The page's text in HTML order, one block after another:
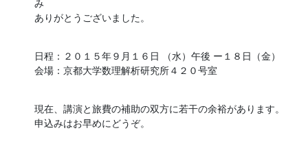
み
ありがとうございました。
日程：２０１５年９月１６日 （水）午後 ー１８日（金）
会場：京都大学数理解析研究所４２０号室
現在、講演と旅費の補助の双方に若干の余裕があります。
申込みはお早めにどうぞ。